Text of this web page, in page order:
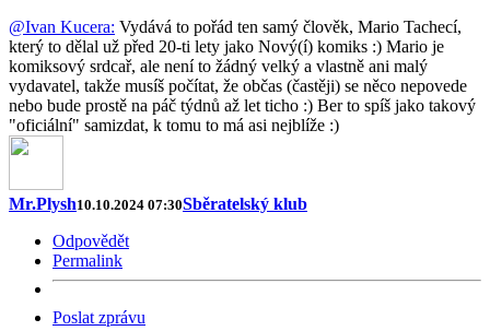
@Ivan Kucera: Vydává to pořád ten samý člověk, Mario Tachecí,
který to dělal už před 20-ti lety jako Nový(í) komiks :) Mario je
komiksový srdcař, ale není to žádný velký a vlastně ani malý
vydavatel, takže musíš počítat, že občas (častěji) se něco nepovede
nebo bude prostě na páč týdnů až let ticho :) Ber to spíš jako takový
"oficiální" samizdat, k tomu to má asi nejblíže :)
Mr.Plysh10.10.2024 07:30Sběratelský klub
Odpovědět
Permalink
Poslat zprávu